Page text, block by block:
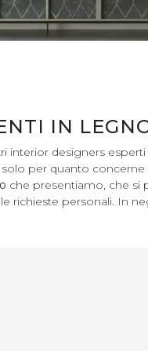
IN
interior designers
per quanto
che presentiamo, che si
richieste personali. In